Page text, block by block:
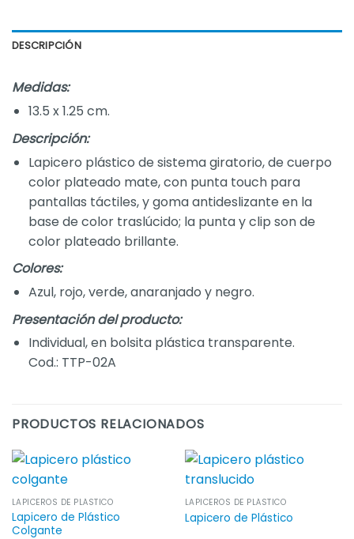
DESCRIPCIÓN
Medidas:
13.5 x 1.25 cm.
Descripción:
Lapicero plástico de sistema giratorio, de cuerpo
color plateado mate, con punta touch para
pantallas táctiles, y goma antideslizante en la
base de color traslúcido; la punta y clip son de
color plateado brillante.
Colores:
Azul, rojo, verde, anaranjado y negro.
Presentación del producto:
Individual, en bolsita plástica transparente.
Cod.: TTP-02A
PRODUCTOS RELACIONADOS
LAPICEROS DE PLÁSTICO
Lapicero de Plástico
Colgante
LAPICEROS DE PLÁSTICO
Lapicero de Plástico